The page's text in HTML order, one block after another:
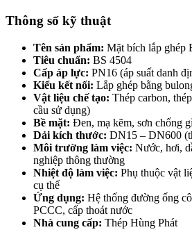
Thông số kỹ thuật
Tên sản phẩm: Mặt bích lắp ghép
Tiêu chuẩn: BS 4504
Cấp áp lực: PN16 (áp suất danh
Kiểu kết nối: Lắp ghép bằng
Vật liệu chế tạo: Thép carbon,
cầu sử dụng)
Bề mặt: Đen, mạ kẽm, sơn chống
Dải kích thước: DN15 – DN600
Môi trường làm việc: Nước, hơi,
nghiệp thông thường
Nhiệt độ làm việc: Phụ thuộc vật
cụ thể
Ứng dụng: Hệ thống đường ống
PCCC, cấp thoát nước
Nhà cung cấp: Thép Hùng Phát